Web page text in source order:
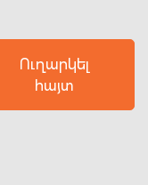
Ուղարկել
հայտ